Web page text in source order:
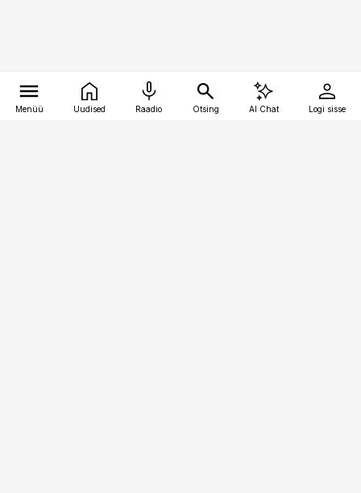
Menüü Uudised Raadio Otsing AI Chat Logi sisse